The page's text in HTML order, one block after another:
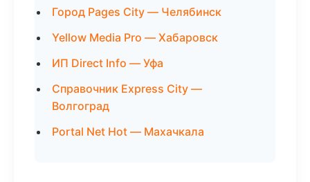
Город Pages City — Челябинск
Yellow Media Pro — Хабаровск
ИП Direct Info — Уфа
Справочник Express City —
Волгоград
Portal Net Hot — Махачкала